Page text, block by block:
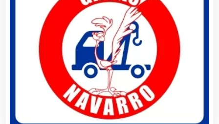
Artículos Publicitarios
Aseguradoras
Asesores Técnicos
Asesoría Fiscal